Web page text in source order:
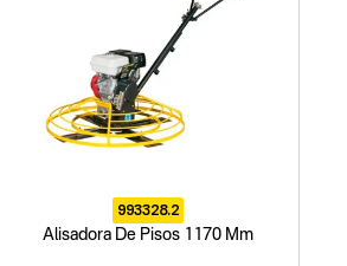
993328.2
Alisadora De Pisos 1170 Mm